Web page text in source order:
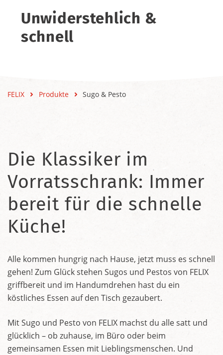
Unwiderstehlich &
schnell
FELIX Produkte Sugo & Pesto
Die Klassiker im
Vorratsschrank: Immer
bereit für die schnelle
Küche!
Alle kommen hungrig nach Hause, jetzt muss es schnell
gehen! Zum Glück stehen Sugos und Pestos von FELIX
griffbereit und im Handumdrehen hast du ein
köstliches Essen auf den Tisch gezaubert.
Mit Sugo und Pesto von FELIX machst du alle satt und
glücklich – ob zuhause, im Büro oder beim
gemeinsamen Essen mit Lieblingsmenschen. Und